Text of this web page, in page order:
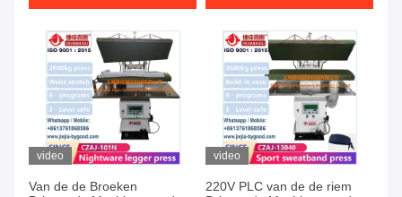
video
Van de de Broeken
video
220V PLC van de de riem